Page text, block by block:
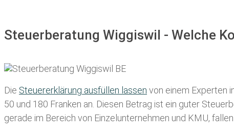
Steuerberatung Wiggiswil - Welche
Die Steuererklärung ausfüllen lassen von einem Experten
50 und 180 Franken an. Diesen Betrag ist ein guter
gerade im Bereich von Einzelunternehmen und KMU,